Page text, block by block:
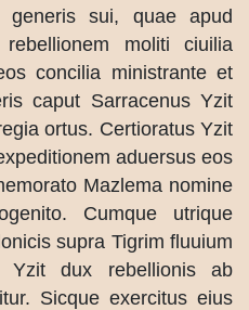
sui, quae apud
moliti ciuilia
concilia ministrante et
caput Sarracenus Yzit
ortus. Certioratus Yzit
aduersus eos
Mazlema nomine
Cumque utrique
supra Tigrim fluuium
Yzit dux rebellionis ab
Sicque exercitus eius